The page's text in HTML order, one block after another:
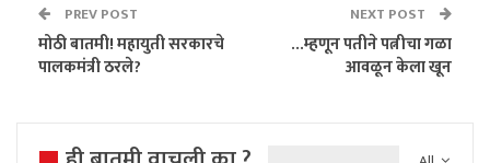
PREV POST
मोठी बातमी! महायुती सरकारचे
पालकमंत्री ठरले?
NEXT POST
…म्हणून पतीने पत्नीचा गळा
आवळून केला खून